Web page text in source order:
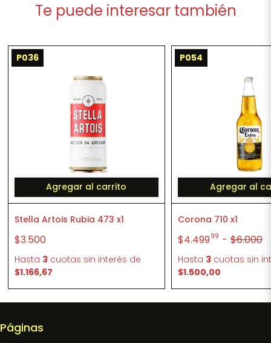
Te puede interesar también
P036
Agregar al carrito
Stella Artois Rubia 473 x1
$3.500
Hasta 3cuotas sin interés de
$1.166,67
P054
Agregar al
Corona 710 x1
$4.49999 - $6.000
Hasta 3 cuotas sin
$1.500,00
Páginas